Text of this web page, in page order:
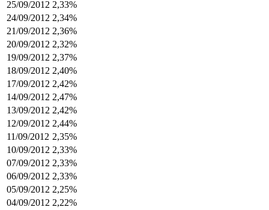
25/09/2012 2,33%
24/09/2012 2,34%
21/09/2012 2,36%
20/09/2012 2,32%
19/09/2012 2,37%
18/09/2012 2,40%
17/09/2012 2,42%
14/09/2012 2,47%
13/09/2012 2,42%
12/09/2012 2,44%
11/09/2012 2,35%
10/09/2012 2,33%
07/09/2012 2,33%
06/09/2012 2,33%
05/09/2012 2,25%
04/09/2012 2,22%